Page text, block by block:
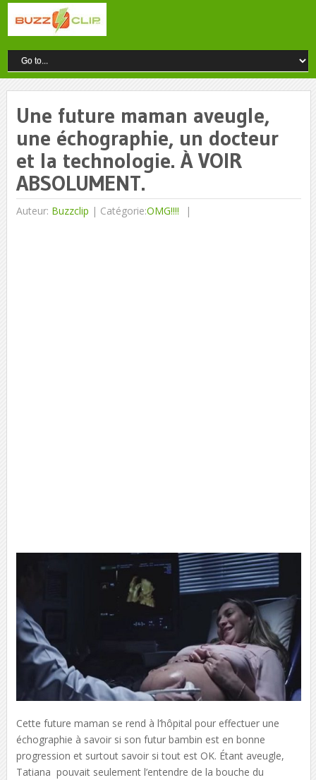
Une future maman aveugle,
une échographie, un docteur
et la technologie. À VOIR
ABSOLUMENT.
Auteur: Buzzclip | Catégorie:OMG!!!!
Cette future maman se rend à l’hôpital pour effectuer une
échographie à savoir si son futur bambin est en bonne
progression et surtout savoir si tout est OK. Étant aveugle,
Tatiana pouvait seulement l’entendre de la bouche du